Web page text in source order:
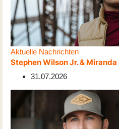
Aktuelle Nachrichten
Stephen Wilson Jr. &
31.07.2026